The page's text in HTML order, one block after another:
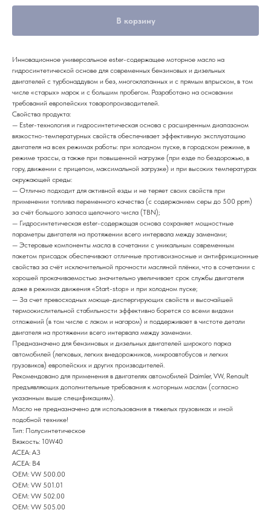
В корзину
Инновационное универсальное ester-содержащее моторное масло на
гидросинтетической основе для современных бензиновых и дизельных
двигателей с турбонаддувом и без, многоклапанных и с прямым впрыском, в том
числе «старых» марок и с большим пробегом. Разработано на основании
требований европейских товаропроизводителей.
Свойства продукта:
— Ester-технология и гидросинтетическая основа с расширенным диапазоном
вязкостно-температурных свойств обеспечивает эффективную эксплуатацию
двигателя на всех режимах работы: при холодном пуске, в городском режиме, в
режиме трассы, а также при повышенной нагрузке (при езде по бездорожью, в
гору, движении с прицепом, максимальной загрузке) и при высоких температурах
окружающей среды:
— Отлично подходит для активной езды и не теряет своих свойств при
применении топлива переменного качества (с содержанием серы до 500 ppm)
за счёт большого запаса щелочного числа (TBN);
— Гидросинтетическая ester-содержащая основа сохраняет мощностные
параметры двигателя на протяжении всего интервала между заменами;
— Эстеровые компоненты масла в сочетании с уникальным современным
пакетом присадок обеспечивают отличные противоизносные и антифрикционные
свойства за счёт исключительной прочности масляной плёнки, что в сочетании с
хорошей прокачиваемостью значительно увеличивает срок службы двигателя
даже в режимах движения «Start-stop» и при холодном пуске;
— За счет превосходных моюще-диспергирующих свойств и высочайшей
термоокислительной стабильности эффективно борется со всеми видами
отложений (в том числе с лаком и нагаром) и поддерживает в чистоте детали
двигателя на протяжении всего интервала между заменами.
Предназначено для бензиновых и дизельных двигателей широкого парка
автомобилей (легковых, легких внедорожников, микроавтобусов и легких
грузовиков) европейских и других производителей.
Рекомендовано для применения в двигателях автомобилей Daimler, VW, Renault
предъявляющих дополнительные требования к моторным маслам (согласно
указанным выше спецификациям).
Масло не предназначено для использования в тяжелых грузовиках и иной
подобной технике!
Тип: Полусинтетическое
Вязкость: 10W40
ACEA: A3
ACEA: B4
OEM: VW 500.00
OEM: VW 501.01
OEM: VW 502.00
OEM: VW 505.00